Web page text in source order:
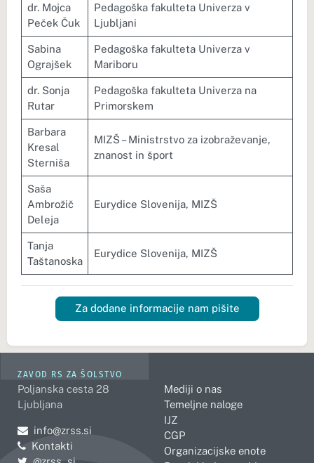
dr. Mojca
Peček Čuk
Pedagoška fakulteta Univerza v
Ljubljani
Sabina
Ograjšek
Pedagoška fakulteta Univerza v
Mariboru
dr. Sonja
Rutar
Pedagoška fakulteta Univerza na
Primorskem
Barbara
Kresal
Sterniša
MIZŠ – Ministrstvo za izobraževanje,
znanost in šport
Saša
Ambrožič
Deleja
Eurydice Slovenija, MIZŠ
Tanja
Taštanoska
Eurydice Slovenija, MIZŠ
Za dodane informacije nam pišite
ZAVOD RS ZA ŠOLSTVO
Poljanska cesta 28
Ljubljana
Pošljite e-mail na
info@zrss.si
Kontakti
Mediji o nas
Temeljne naloge
IJZ
CGP
Organizacijske enote